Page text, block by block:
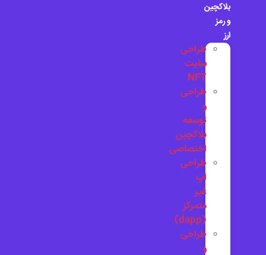
بلاکچین
و رمز
ارز
طراحی
سایت
NFT
طراحی
توسعه
بلاکچین
اختصاصی
طراحی
اپ
غیر
متمرکز
طراحی